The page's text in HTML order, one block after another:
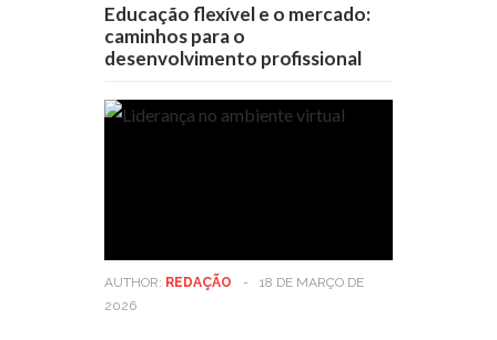
Educação flexível e o mercado:
caminhos para o
desenvolvimento profissional
AUTHOR: REDAÇÃO -
18 DE MARÇO DE
2026